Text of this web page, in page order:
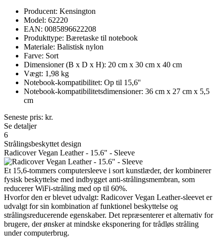
Producent: Kensington
Model: 62220
EAN: 0085896622208
Produkttype: Bæretaske til notebook
Materiale: Balistisk nylon
Farve: Sort
Dimensioner (B x D x H): 20 cm x 30 cm x 40 cm
Vægt: 1,98 kg
Notebook-kompatibilitet: Op til 15,6''
Notebook-kompatibilitetsdimensioner: 36 cm x 27 cm x 5,5
cm
Seneste pris: kr.
Se detaljer
6
Strålingsbeskyttet design
Radicover Vegan Leather - 15.6" - Sleeve
Et 15,6-tommers computersleeve i sort kunstlæder, der kombinerer
fysisk beskyttelse med indbygget anti-strålingsmembran, som
reducerer WiFi-stråling med op til 60%.
Hvorfor den er blevet udvalgt: Radicover Vegan Leather-sleevet er
udvalgt for sin kombination af funktionel beskyttelse og
strålingsreducerende egenskaber. Det repræsenterer et alternativ for
brugere, der ønsker at mindske eksponering for trådløs stråling
under computerbrug.